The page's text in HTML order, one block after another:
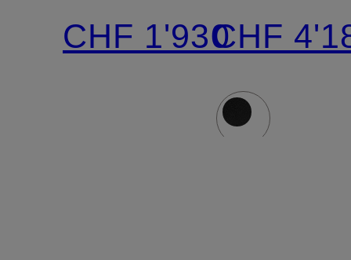
CITY
MINI
CHF 1'930
MEDIUM
CHF